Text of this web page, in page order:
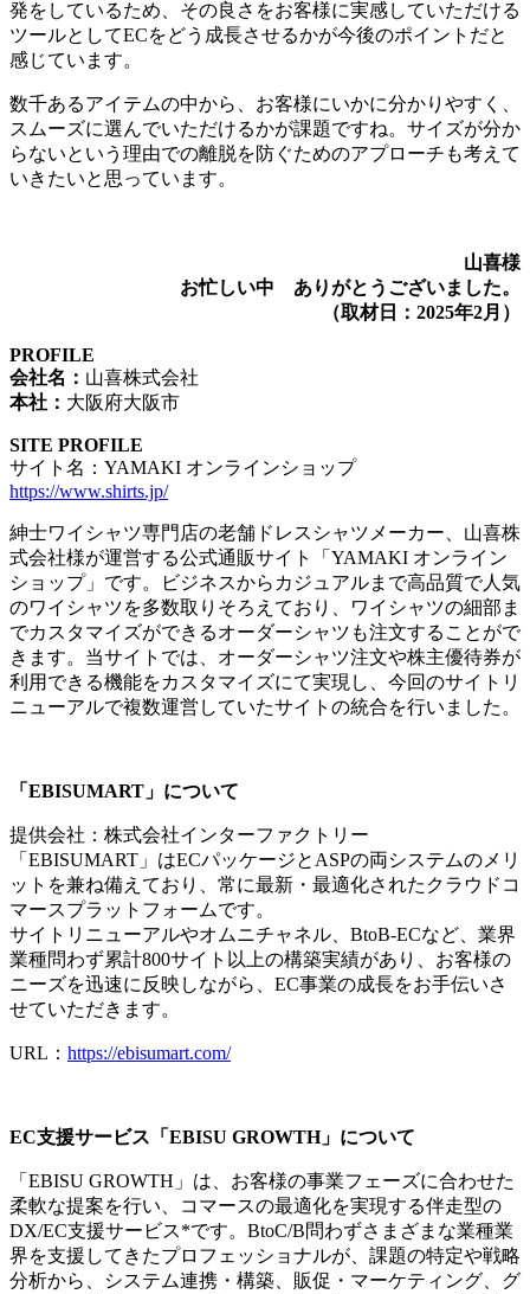
発をしているため、その良さをお客様に実感していただける
ツールとしてECをどう成長させるかが今後のポイントだと
感じています。
数千あるアイテムの中から、お客様にいかに分かりやすく、
スムーズに選んでいただけるかが課題ですね。サイズが分か
らないという理由での離脱を防ぐためのアプローチも考えて
いきたいと思っています。
山喜様
お忙しい中 ありがとうございました。
（取材日：2025年2月）
PROFILE
会社名： 山喜株式会社
本社： 大阪府大阪市
SITE PROFILE
サイト名：YAMAKI オンラインショップ
https://www.shirts.jp/
紳士ワイシャツ専門店の老舗ドレスシャツメーカー、山喜株
式会社様が運営する公式通販サイト「YAMAKI オンライン
ショップ」です。ビジネスからカジュアルまで高品質で人気
のワイシャツを多数取りそろえており、ワイシャツの細部ま
でカスタマイズができるオーダーシャツも注文することがで
きます。当サイトでは、オーダーシャツ注文や株主優待券が
利用できる機能をカスタマイズにて実現し、今回のサイトリ
ニューアルで複数運営していたサイトの統合を行いました。
「EBISUMART」について
提供会社：株式会社インターファクトリー
「EBISUMART」はECパッケージとASPの両システムのメリ
ットを兼ね備えており、常に最新・最適化されたクラウドコ
マースプラットフォームです。
サイトリニューアルやオムニチャネル、BtoB-ECなど、業界
業種問わず累計800サイト以上の構築実績があり、お客様の
ニーズを迅速に反映しながら、EC事業の成長をお手伝いさ
せていただきます。
URL： https://ebisumart.com/
EC支援サービス「EBISU GROWTH」について
「EBISU GROWTH」は、お客様の事業フェーズに合わせた
柔軟な提案を行い、コマースの最適化を実現する伴走型の
DX/EC支援サービス*です。BtoC/B問わずさまざまな業種業
界を支援してきたプロフェッショナルが、課題の特定や戦略
分析から、システム連携・構築、販促・マーケティング、グ